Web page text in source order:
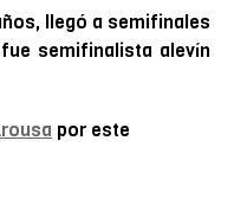
llegó a semifinales
semifinalista alevín
por este